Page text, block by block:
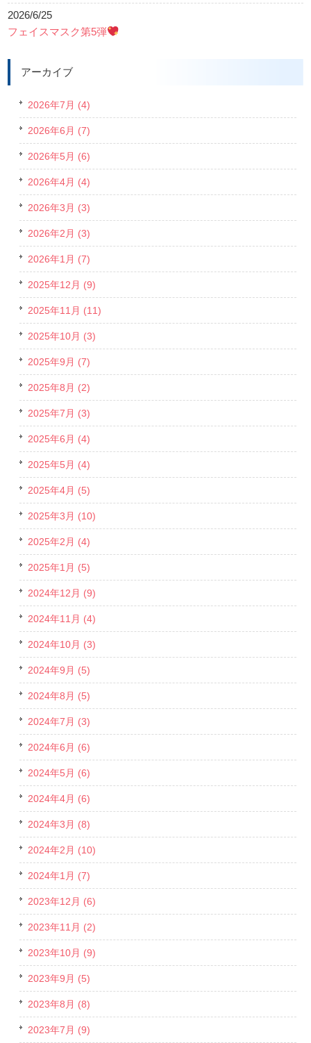
2026/6/25
フェイスマスク第5弾
アーカイブ
2026年7月 (4)
2026年6月 (7)
2026年5月 (6)
2026年4月 (4)
2026年3月 (3)
2026年2月 (3)
2026年1月 (7)
2025年12月 (9)
2025年11月 (11)
2025年10月 (3)
2025年9月 (7)
2025年8月 (2)
2025年7月 (3)
2025年6月 (4)
2025年5月 (4)
2025年4月 (5)
2025年3月 (10)
2025年2月 (4)
2025年1月 (5)
2024年12月 (9)
2024年11月 (4)
2024年10月 (3)
2024年9月 (5)
2024年8月 (5)
2024年7月 (3)
2024年6月 (6)
2024年5月 (6)
2024年4月 (6)
2024年3月 (8)
2024年2月 (10)
2024年1月 (7)
2023年12月 (6)
2023年11月 (2)
2023年10月 (9)
2023年9月 (5)
2023年8月 (8)
2023年7月 (9)